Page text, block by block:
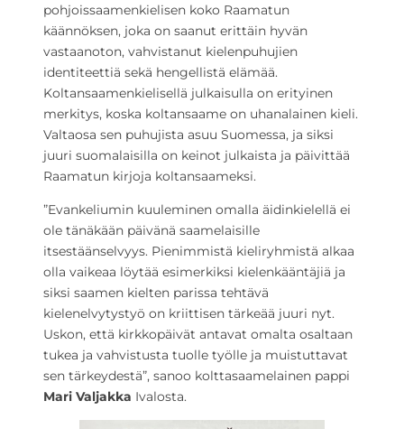
pohjoissaamenkielisen koko Raamatun
käännöksen, joka on saanut erittäin hyvän
vastaanoton, vahvistanut kielenpuhujien
identiteettiä sekä hengellistä elämää.
Koltansaamenkielisellä julkaisulla on erityinen
merkitys, koska koltansaame on uhanalainen kieli.
Valtaosa sen puhujista asuu Suomessa, ja siksi
juuri suomalaisilla on keinot julkaista ja päivittää
Raamatun kirjoja koltansaameksi.
”Evankeliumin kuuleminen omalla äidinkielellä ei
ole tänäkään päivänä saamelaisille
itsestäänselvyys. Pienimmistä kieliryhmistä alkaa
olla vaikeaa löytää esimerkiksi kielenkääntäjiä ja
siksi saamen kielten parissa tehtävä
kielenelvytystyö on kriittisen tärkeää juuri nyt.
Uskon, että kirkkopäivät antavat omalta osaltaan
tukea ja vahvistusta tuolle työlle ja muistuttavat
sen tärkeydestä”, sanoo kolttasaamelainen pappi
Mari Valjakka Ivalosta.